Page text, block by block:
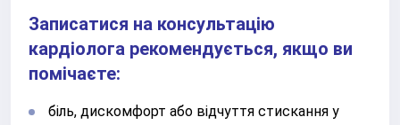
Записатися на консультацію
кардіолога рекомендується, якщо ви
помічаєте:
біль, дискомфорт або відчуття стискання у